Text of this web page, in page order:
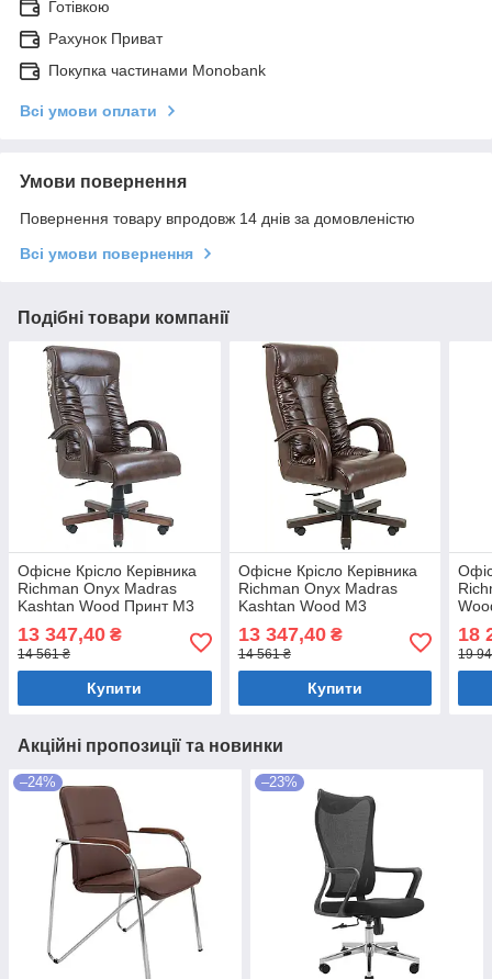
Готівкою
Рахунок Приват
Покупка частинами Monobank
Всі умови оплати
Умови повернення
Повернення товару впродовж 14 днів за домовленістю
Всі умови повернення
Подібні товари компанії
Офісне Крісло Керівника
Richman Onyx Madras
Kashtan Wood Принт М3
MultiBlock Коричневий
13 347,40 ₴
14 561 ₴
Купити
Офісне Крісло Керівника
Richman Onyx Madras
Kashtan Wood М3
MultiBlock Коричневий
13 347,40₴
14 561 ₴
Купити
18
19
Акційні пропозиції та новинки
–24% –23%